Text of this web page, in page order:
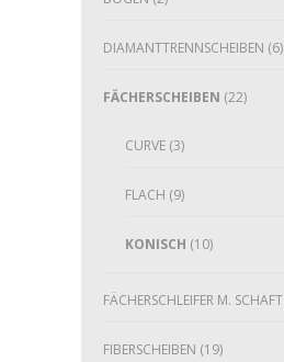
DIAMANTTRENNSCHEIBEN (6)
FÄCHERSCHEIBEN (22)
CURVE (3)
FLACH (9)
KONISCH (10)
FÄCHERSCHLEIFER M. SCHAFT
FIBERSCHEIBEN (19)